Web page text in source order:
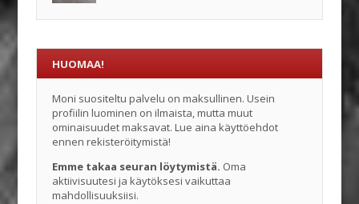
HUOMAA!
Moni suositeltu palvelu on maksullinen. Usein
profiilin luominen on ilmaista, mutta muut
ominaisuudet maksavat. Lue aina käyttöehdot
ennen rekisteröitymistä!
Emme takaa seuran löytymistä. Oma
aktiivisuutesi ja käytöksesi vaikuttaa
mahdollisuuksiisi.